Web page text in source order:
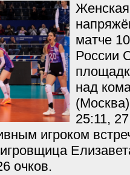
матче
России
над
25:11,
игроком
очков.